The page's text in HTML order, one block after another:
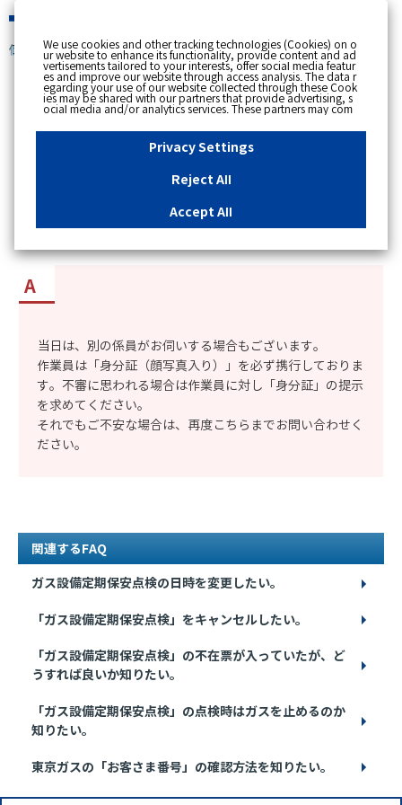
個人のお客さま
[ トップへ戻る ]
カテゴリー表示
公開日時 : 2022/04/01 00:00
「定期保安点検・定期漏えい（ガス漏れ）検査」
はご案内チラシに書いてある担当係員が来るの
か。
当日は、別の係員がお伺いする場合もございます。
作業員は「身分証（顔写真入り）」を必ず携行しておりま
す。不審に思われる場合は作業員に対し「身分証」の提示
を求めてください。
それでもご不安な場合は、再度こちらまでお問い合わせく
ださい。
関連するFAQ
ガス設備定期保安点検の日時を変更したい。
「ガス設備定期保安点検」をキャンセルしたい。
「ガス設備定期保安点検」の不在票が入っていたが、ど
うすれば良いか知りたい。
「ガス設備定期保安点検」の点検時はガスを止めるのか
知りたい。
東京ガスの「お客さま番号」の確認方法を知りたい。
We use cookies and other tracking technologies (Cookies) on o
ur website to enhance its functionality, provide content and ad
vertisements tailored to your interests, offer social media featur
es and improve our website through access analysis. The data r
egarding your use of our website collected through these Cook
ies may be shared with our partners that provide advertising, s
ocial media and/or analytics services. These partners may com
bine the data shared by us with other data that you have provi
ded to them or that they have collected from your use of their s
ervices or other websites to analyse and optimise advertisemen
ts delivered to you by businesses other than us on the internet.
essary Cookies, please click "Reject All". If you agree to the use
of all Cookies, please click "Accept All". To select your preferen
u can change your consent or rejection settings at any time by c
"Privacy Settings"button on this banner or through y
our browser's "Settings". For more information regarding the pr
site, please refer to the link below.Cookies DetailsPrivacy Polic
y
Privacy Settings
Reject All
Accept All